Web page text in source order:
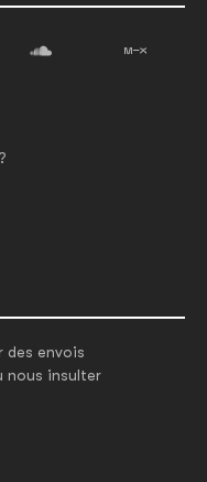
des envois
nous insulter